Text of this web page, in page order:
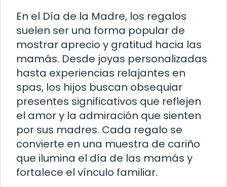
En el Día de la Madre, los regalos
suelen ser una forma popular de
mostrar aprecio y gratitud hacia las
mamás. Desde joyas personalizadas
hasta experiencias relajantes en
spas, los hijos buscan obsequiar
presentes significativos que reflejen
el amor y la admiración que sienten
por sus madres. Cada regalo se
convierte en una muestra de cariño
que ilumina el día de las mamás y
fortalece el vínculo familiar.